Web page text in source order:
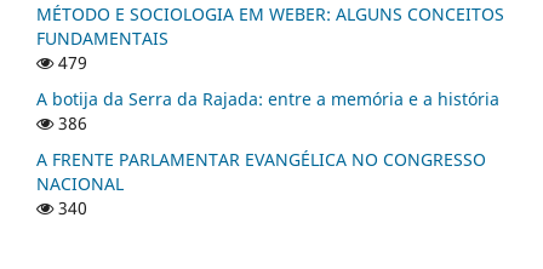
MÉTODO E SOCIOLOGIA EM WEBER: ALGUNS CONCEITOS
FUNDAMENTAIS
479
A botija da Serra da Rajada: entre a memória e a história
386
A FRENTE PARLAMENTAR EVANGÉLICA NO CONGRESSO
NACIONAL
340